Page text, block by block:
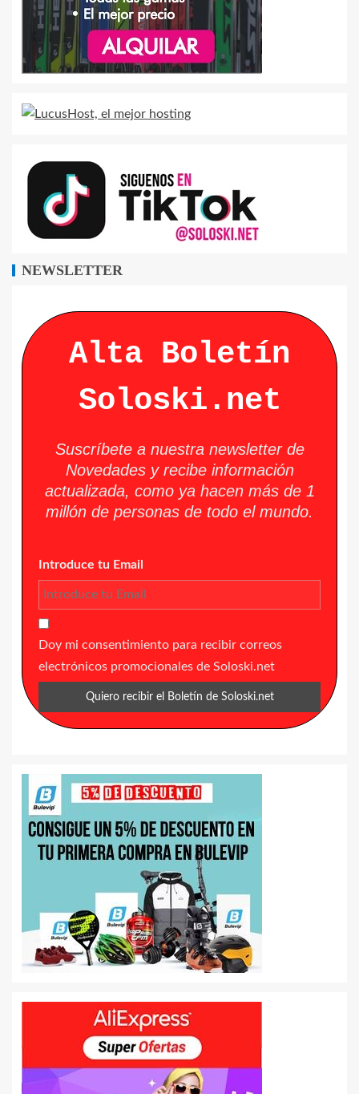
NEWSLETTER
Alta Boletín
Soloski.net
Suscríbete a nuestra newsletter de
Novedades y recibe información
actualizada, como ya hacen más de 1
millón de personas de todo el mundo.
Introduce tu Email
Doy mi consentimiento para recibir correos
electrónicos promocionales de Soloski.net